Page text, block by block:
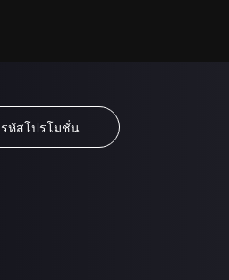
รหัสโปรโมชั่น